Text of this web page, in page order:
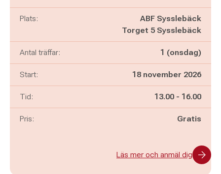
Plats:
ABF Sysslebäck
Torget 5 Sysslebäck
Antal träffar: 1 (onsdag)
Start: 18 november 2026
Tid: Pågår mellan
13.00 - och
16.00
Pris: Gratis
Läs mer och anmäl dig